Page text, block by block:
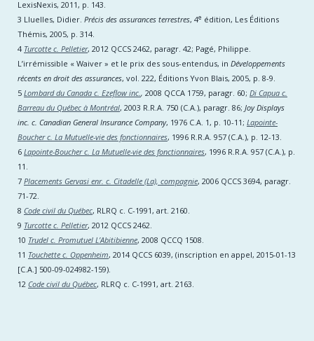
LexisNexis, 2011, p. 143.
3 Lluelles, Didier. Précis des assurances terrestres, 4e édition, Les Éditions
Thémis, 2005, p. 314.
4 Turcotte c. Pelletier, 2012 QCCS 2462, paragr. 42; Pagé, Philippe.
L’irrémissible « Waiver » et le prix des sous-entendus, in Développements
récents en droit des assurances, vol. 222, Éditions Yvon Blais, 2005, p. 8-9.
5 Lombard du Canada c. Ezeflow inc. , 2008 QCCA 1759, paragr. 60; Di Capua c.
Barreau du Québec à Montréal, 2003 R.R.A. 750 (C.A.), paragr. 86; Joy Displays
inc. c. Canadian General Insurance Company, 1976 C.A. 1, p. 10-11; Lapointe-
Boucher c. La Mutuelle-vie des fonctionnaires, 1996 R.R.A. 957 (C.A.), p. 12-13.
6 Lapointe-Boucher c. La Mutuelle-vie des fonctionnaires, 1996 R.R.A. 957 (C.A.), p.
11.
7 Placements Gervasi enr. c. Citadelle (La), compagnie, 2006 QCCS 3694, paragr.
71-72.
8 Code civil du Québec, RLRQ c. C-1991, art. 2160.
9 Turcotte c. Pelletier, 2012 QCCS 2462.
10 Trudel c. Promutuel L’Abitibienne, 2008 QCCQ 1508.
11 Touchette c. Oppenheim, 2014 QCCS 6039, (inscription en appel, 2015-01-13
[C.A.] 500-09-024982-159).
12 Code civil du Québec, RLRQ c. C-1991, art. 2163.